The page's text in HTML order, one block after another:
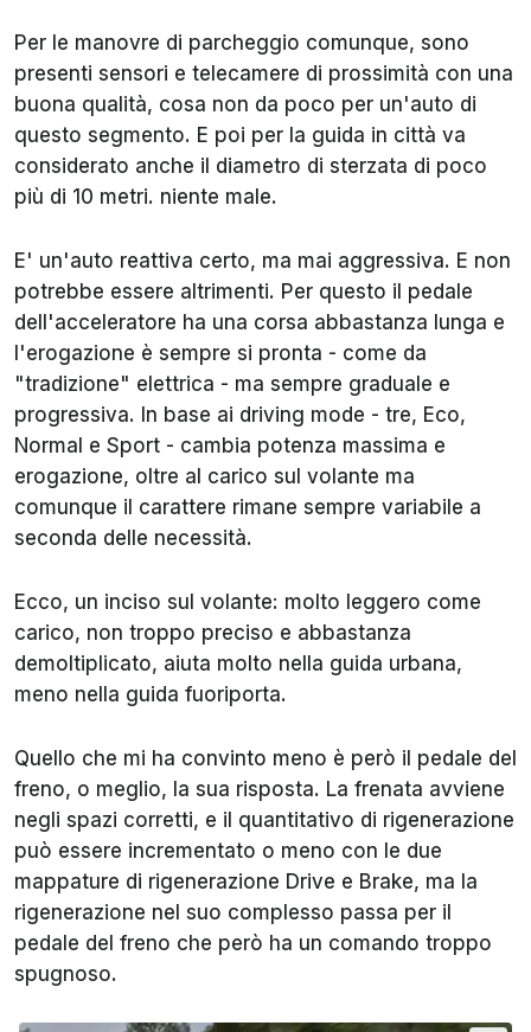
Per le manovre di parcheggio comunque, sono
presenti sensori e telecamere di prossimità con una
buona qualità, cosa non da poco per un'auto di
questo segmento. E poi per la guida in città va
considerato anche il diametro di sterzata di poco
più di 10 metri. niente male.
E' un'auto reattiva certo, ma mai aggressiva. E non
potrebbe essere altrimenti. Per questo il pedale
dell'acceleratore ha una corsa abbastanza lunga e
l'erogazione è sempre si pronta - come da
"tradizione" elettrica - ma sempre graduale e
progressiva. In base ai driving mode - tre, Eco,
Normal e Sport - cambia potenza massima e
erogazione, oltre al carico sul volante ma
comunque il carattere rimane sempre variabile a
seconda delle necessità.
Ecco, un inciso sul volante: molto leggero come
carico, non troppo preciso e abbastanza
demoltiplicato, aiuta molto nella guida urbana,
meno nella guida fuoriporta.
Quello che mi ha convinto meno è però il pedale del
freno, o meglio, la sua risposta. La frenata avviene
negli spazi corretti, e il quantitativo di rigenerazione
può essere incrementato o meno con le due
mappature di rigenerazione Drive e Brake, ma la
rigenerazione nel suo complesso passa per il
pedale del freno che però ha un comando troppo
spugnoso.